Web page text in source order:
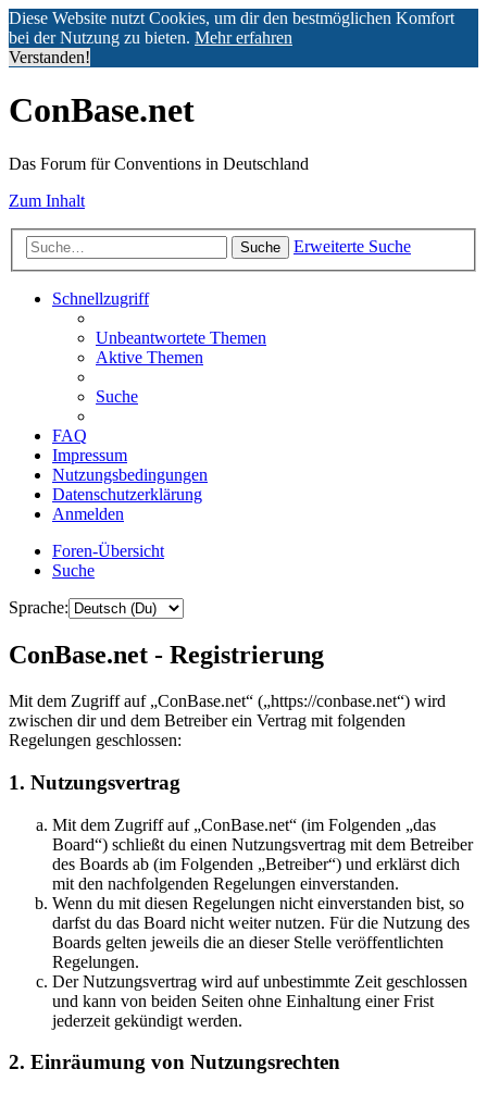
Diese Website nutzt Cookies, um dir den bestmöglichen Komfort
bei der Nutzung zu bieten. Mehr erfahren
Verstanden!
ConBase.net
Das Forum für Conventions in Deutschland
Zum Inhalt
Suche Erweiterte Suche
Schnellzugriff
Unbeantwortete Themen
Aktive Themen
Suche
FAQ
Impressum
Nutzungsbedingungen
Datenschutzerklärung
Anmelden
Foren-Übersicht
Suche
Sprache:
ConBase.net - Registrierung
Mit dem Zugriff auf „ConBase.net“ („https://conbase.net“) wird
zwischen dir und dem Betreiber ein Vertrag mit folgenden
Regelungen geschlossen:
1. Nutzungsvertrag
Mit dem Zugriff auf „ConBase.net“ (im Folgenden „das
Board“) schließt du einen Nutzungsvertrag mit dem Betreiber
des Boards ab (im Folgenden „Betreiber“) und erklärst dich
mit den nachfolgenden Regelungen einverstanden.
Wenn du mit diesen Regelungen nicht einverstanden bist, so
darfst du das Board nicht weiter nutzen. Für die Nutzung des
Boards gelten jeweils die an dieser Stelle veröffentlichten
Regelungen.
Der Nutzungsvertrag wird auf unbestimmte Zeit geschlossen
und kann von beiden Seiten ohne Einhaltung einer Frist
jederzeit gekündigt werden.
2. Einräumung von Nutzungsrechten